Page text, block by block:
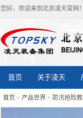
您好，欢迎来到北京凌天官网！
首页 关于凌天
首页 > 产品世界 > 防汛抢险